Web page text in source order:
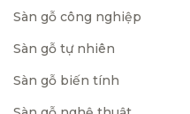
Sàn gỗ công nghiệp
Sàn gỗ tự nhiên
Sàn gỗ biến tính